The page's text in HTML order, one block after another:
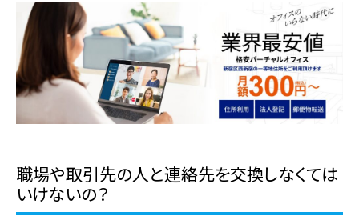
職場や取引先の人と連絡先を交換しなくては
いけないの？